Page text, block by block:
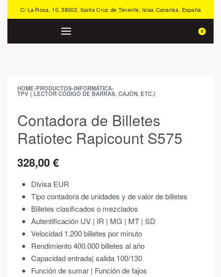
C/ La Rosa, 10, 38002, Santa Cruz de Tenerife, Islas Canarias, España
0
HOME›PRODUCTOS›INFORMÁTICA›
TPV ( LECTOR CÓDIGO DE BARRAS, CAJÓN, ETC.)
Contadora de Billetes
Ratiotec Rapicount S575
328,00€
Divisa EUR
Tipo contadora de unidades y de valor de billetes
Billetes clasificados o mezclados
Autentificación UV | IR | MG | MT | SD
Velocidad 1.200 billetes por minuto
Rendimiento 400.000 billetes al año
Capacidad entrada| salida 100/130
Función de sumar | Función de fajos